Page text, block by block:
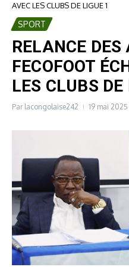
AVEC LES CLUBS DE LIGUE 1
SPORT
RELANCE
FECOFOOT
LES CLUBS DE
Par lacongolaise242 19 mai 2025